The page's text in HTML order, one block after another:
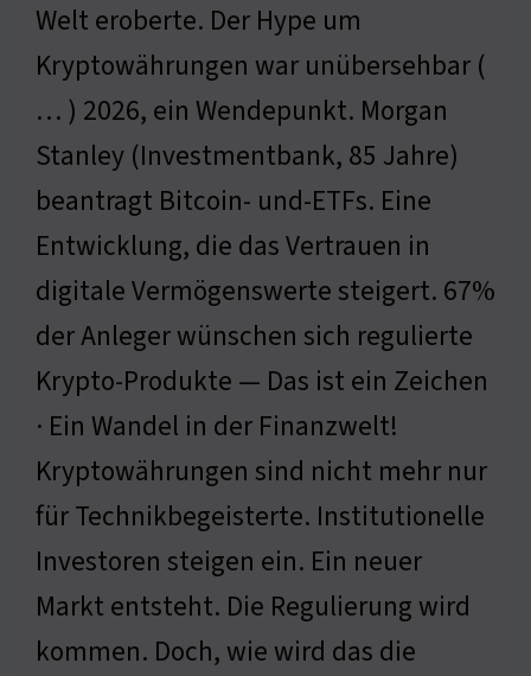
Welt eroberte. Der Hype um
Kryptowährungen war unübersehbar (
… ) 2026, ein Wendepunkt. Morgan
Stanley (Investmentbank, 85 Jahre)
beantragt Bitcoin- und-ETFs. Eine
Entwicklung, die das Vertrauen in
digitale Vermögenswerte steigert. 67%
der Anleger wünschen sich regulierte
Krypto-Produkte — Das ist ein Zeichen
· Ein Wandel in der Finanzwelt!
Kryptowährungen sind nicht mehr nur
für Technikbegeisterte. Institutionelle
Investoren steigen ein. Ein neuer
Markt entsteht. Die Regulierung wird
kommen. Doch, wie wird das die